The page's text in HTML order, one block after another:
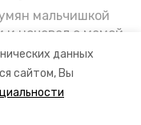
данных
сайтом, Вы
мальчишкой
и ночевал с мамой
заняли их
выживали после
— в новом
«Дети
обучение,